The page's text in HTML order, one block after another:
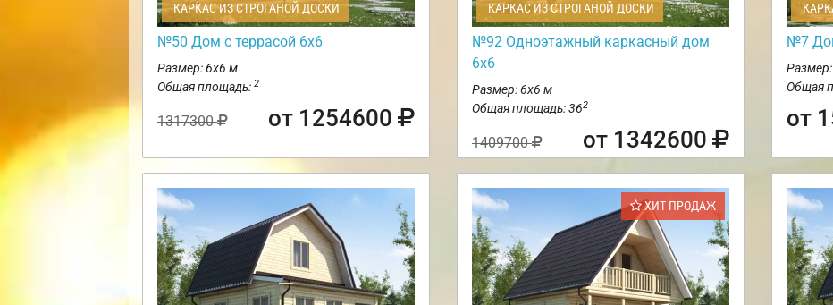
КАРКАС ИЗ СТРОГАНОЙ ДОСКИ
№50 Дом с террасой 6х6
Размер: 6х6 м
Общая площадь: 2
1317300 от 1254600
КАРКАС ИЗ СТРОГАНОЙ ДОСКИ
№92 Одноэтажный каркасный дом
6х6
Размер: 6х6 м
Общая площадь: 362
1409700 от 1342600
№7
Общая
от
ХИТ ПРОДАЖ